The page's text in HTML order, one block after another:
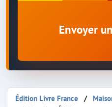
Envoyer
Édition Livre France